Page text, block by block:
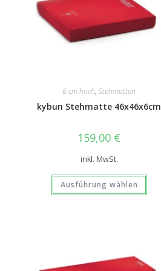
6 cm hoch,Stehmatten
kybun Stehmatte 46x46x6cm
159,00 €
inkl. MwSt.
Ausführung wählen